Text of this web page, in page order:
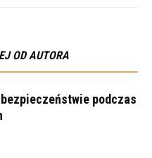
OD AUTORA
podczas